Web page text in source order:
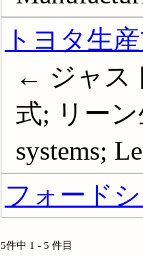
トヨタ生
← ジャス
式; リーン
systems;
フォード
5件中 1 - 5 件目